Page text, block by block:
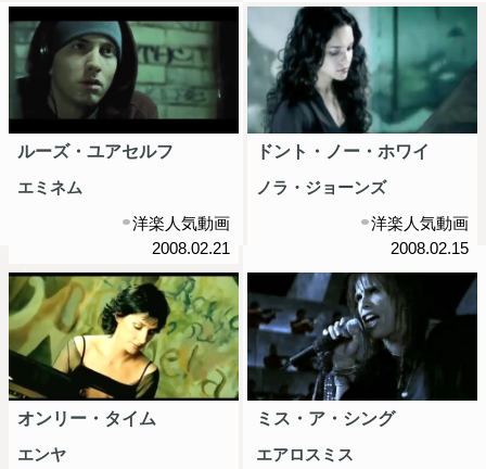
ルーズ・ユアセルフ
エミネム
洋楽人気動画
2008.02.21
ドント・ノー・ホワイ
ノラ・ジョーンズ
洋楽人気動画
2008.02.15
オンリー・タイム
エンヤ
ミス・ア・シング
エアロスミス